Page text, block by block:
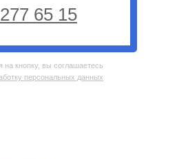
на кнопку, вы соглашаетесь
персональных данных
65 15